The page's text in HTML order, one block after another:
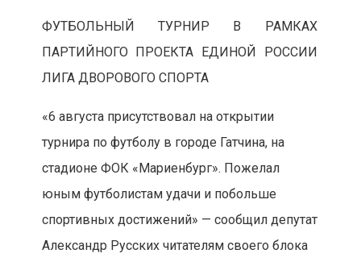
ФУТБОЛЬНЫЙ ТУРНИР В РАМКАХ
ПАРТИЙНОГО ПРОЕКТА ЕДИНОЙ РОССИИ
ЛИГА ДВОРОВОГО СПОРТА
«6 августа присутствовал на открытии
турнира по футболу в городе Гатчина, на
стадионе ФОК «Мариенбург». Пожелал
юным футболистам удачи и побольше
спортивных достижений» — сообщил депутат
Александр Русских читателям своего блока